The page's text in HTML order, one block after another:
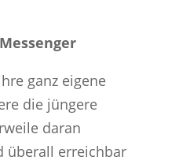
ganz eigene
die jüngere
daran
überall erreichbar